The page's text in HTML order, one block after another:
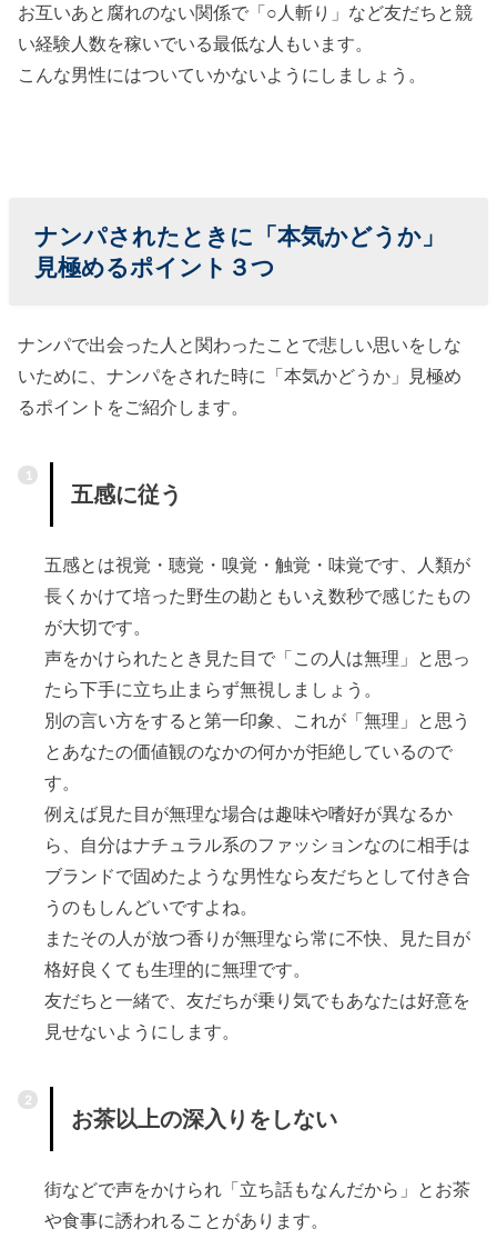
お互いあと腐れのない関係で「○人斬り」など友だちと競
い経験人数を稼いでいる最低な人もいます。
こんな男性にはついていかないようにしましょう。
ナンパされたときに「本気かどうか」
見極めるポイント３つ
ナンパで出会った人と関わったことで悲しい思いをしな
いために、ナンパをされた時に「本気かどうか」見極め
るポイントをご紹介します。
五感に従う
五感とは視覚・聴覚・嗅覚・触覚・味覚です、人類が
長くかけて培った野生の勘ともいえ数秒で感じたもの
が大切です。
声をかけられたとき見た目で「この人は無理」と思っ
たら下手に立ち止まらず無視しましょう。
別の言い方をすると第一印象、これが「無理」と思う
とあなたの価値観のなかの何かが拒絶しているので
す。
例えば見た目が無理な場合は趣味や嗜好が異なるか
ら、自分はナチュラル系のファッションなのに相手は
ブランドで固めたような男性なら友だちとして付き合
うのもしんどいですよね。
またその人が放つ香りが無理なら常に不快、見た目が
格好良くても生理的に無理です。
友だちと一緒で、友だちが乗り気でもあなたは好意を
見せないようにします。
お茶以上の深入りをしない
街などで声をかけられ「立ち話もなんだから」とお茶
や食事に誘われることがあります。